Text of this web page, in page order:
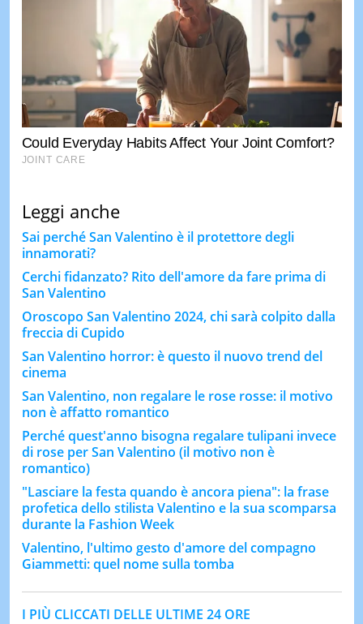
Leggi anche
Sai perché San Valentino è il protettore degli
innamorati?
Cerchi fidanzato? Rito dell'amore da fare prima di
San Valentino
Oroscopo San Valentino 2024, chi sarà colpito dalla
freccia di Cupido
San Valentino horror: è questo il nuovo trend del
cinema
San Valentino, non regalare le rose rosse: il motivo
non è affatto romantico
Perché quest'anno bisogna regalare tulipani invece
di rose per San Valentino (il motivo non è
romantico)
"Lasciare la festa quando è ancora piena": la frase
profetica dello stilista Valentino e la sua scomparsa
durante la Fashion Week
Valentino, l'ultimo gesto d'amore del compagno
Giammetti: quel nome sulla tomba
I PIÙ CLICCATI DELLE ULTIME 24 ORE